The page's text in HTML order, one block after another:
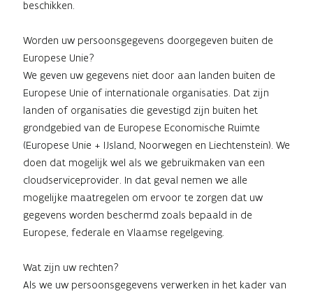
beschikken.
Worden uw persoonsgegevens doorgegeven buiten de
Europese Unie?
We geven uw gegevens niet door aan landen buiten de
Europese Unie of internationale organisaties. Dat zijn
landen of organisaties die gevestigd zijn buiten het
grondgebied van de Europese Economische Ruimte
(Europese Unie + IJsland, Noorwegen en Liechtenstein). We
doen dat mogelijk wel als we gebruikmaken van een
cloudserviceprovider. In dat geval nemen we alle
mogelijke maatregelen om ervoor te zorgen dat uw
gegevens worden beschermd zoals bepaald in de
Europese, federale en Vlaamse regelgeving.
Wat zijn uw rechten?
Als we uw persoonsgegevens verwerken in het kader van